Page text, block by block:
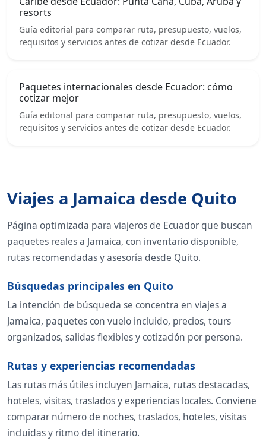
resorts
Guía editorial para comparar ruta, presupuesto, vuelos,
requisitos y servicios antes de cotizar desde Ecuador.
Paquetes internacionales desde Ecuador: cómo
cotizar mejor
Guía editorial para comparar ruta, presupuesto, vuelos,
requisitos y servicios antes de cotizar desde Ecuador.
Viajes a Jamaica desde Quito
Página optimizada para viajeros de Ecuador que buscan
paquetes reales a Jamaica, con inventario disponible,
rutas recomendadas y asesoría desde Quito.
Búsquedas principales en Quito
La intención de búsqueda se concentra en viajes a
Jamaica, paquetes con vuelo incluido, precios, tours
organizados, salidas flexibles y cotización por persona.
Rutas y experiencias recomendadas
Las rutas más útiles incluyen Jamaica, rutas destacadas,
hoteles, visitas, traslados y experiencias locales. Conviene
comparar número de noches, traslados, hoteles, visitas
incluidas y ritmo del itinerario.